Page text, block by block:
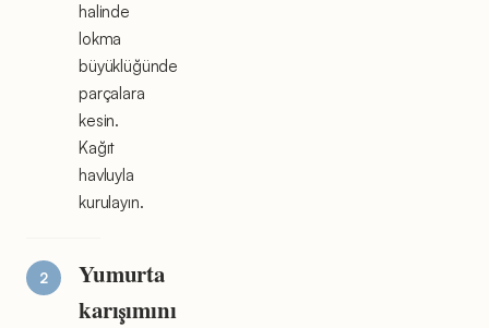
halinde
lokma
büyüklüğünde
parçalara
kesin.
Kağıt
havluyla
kurulayın.
Yumurta
karışımını